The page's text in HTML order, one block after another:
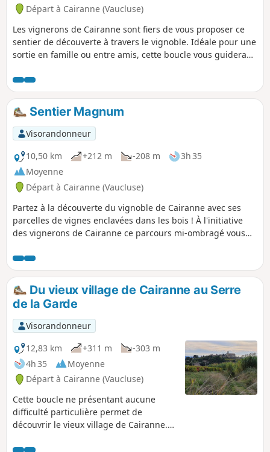
Départ à Cairanne (Vaucluse)
Les vignerons de Cairanne sont fiers de vous proposer ce
sentier de découverte à travers le vignoble. Idéale pour une
sortie en famille ou entre amis, cette boucle vous guidera
ascension, vous bénéficierez de magnifiques points de vue
sur le village et les reliefs alentours. Vous descendrez
ensuite à travers vignes en direction du Vieux Village pour
revenir sur vos pas à la Maison du Cairanne.
Sentier Magnum
Visorandonneur
10,50 km
+212 m -208 m
3h 35
Moyenne
Départ à Cairanne (Vaucluse)
Partez à la découverte du vignoble de Cairanne avec ses
parcelles de vignes enclavées dans les bois ! À l'initiative
des vignerons de Cairanne ce parcours mi-ombragé vous
du Col du Débat. Vous emprunterez ensuite la Route du Feu
pour vous diriger vers les hauteurs de la Montagne de
Ventabren. De là-haut, vous bénéficierez de magnifiques
points de vue sur les Dentelles de Montmirail ainsi que le
Mont Ventoux. Vous descendrez à travers vignes pour
rejoindre le Vieux Village et revenir sur vos pas à la Maison
du Cairanne.
Du vieux village de Cairanne au Serre
de la Garde
Visorandonneur
12,83 km
+311 m
-303 m
4h 35
Moyenne
Départ à Cairanne (Vaucluse)
Cette boucle ne présentant aucune
difficulté particulière permet de
découvrir le vieux village de Cairanne.